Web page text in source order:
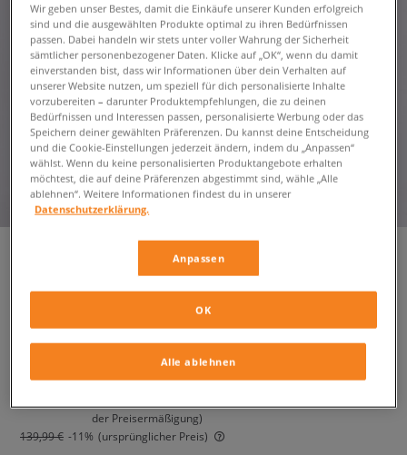
PUMA JACKE WINTER 531168
124,99 € inkl. MwSt.
der Preisermäßigung)
139,99 € -11% (ursprünglicher Preis)
Wir geben unser Bestes, damit die Einkäufe unserer Kunden erfolgreich
sind und die ausgewählten Produkte optimal zu ihren Bedürfnissen
passen. Dabei handeln wir stets unter voller Wahrung der Sicherheit
sämtlicher personenbezogener Daten. Klicke auf „OK“, wenn du damit
einverstanden bist, dass wir Informationen über dein Verhalten auf
unserer Website nutzen, um speziell für dich personalisierte Inhalte
vorzubereiten – darunter Produktempfehlungen, die zu deinen
Bedürfnissen und Interessen passen, personalisierte Werbung oder das
Speichern deiner gewählten Präferenzen. Du kannst deine Entscheidung
und die Cookie-Einstellungen jederzeit ändern, indem du „Anpassen“
wählst. Wenn du keine personalisierten Produktangebote erhalten
möchtest, die auf deine Präferenzen abgestimmt sind, wähle „Alle
ablehnen“. Weitere Informationen findest du in unserer
Datenschutzerklärung.
Anpassen
Alle ablehnen
OK